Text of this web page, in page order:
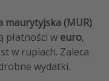
maurytyjska (MUR).
płatności w euro,
w rupiach. Zaleca
wydatki.